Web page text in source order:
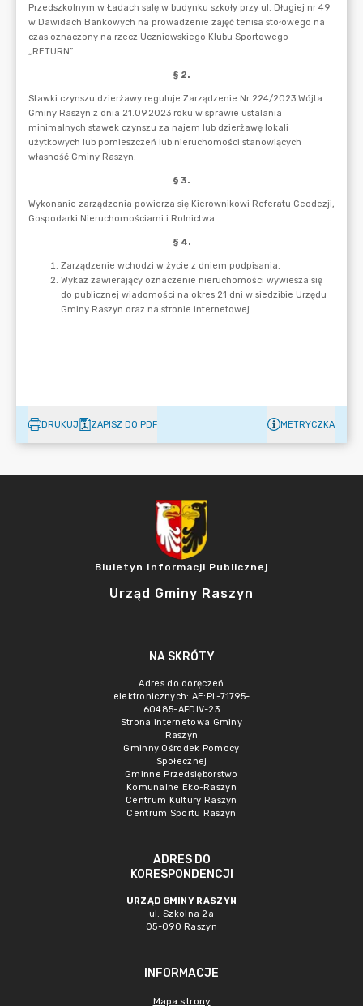
DRUKUJ ZAPISZ DO PDF METRYCZKA
Biuletyn Informacji Publicznej
Urząd Gminy Raszyn
NA SKRÓTY
Adres do doręczeń
elektronicznych: AE:PL-71795-
60485-AFDIV-23
Strona internetowa Gminy
Raszyn
Gminny Ośrodek Pomocy
Społecznej
Gminne Przedsięborstwo
Komunalne Eko-Raszyn
Centrum Kultury Raszyn
Centrum Sportu Raszyn
ADRES DO
KORESPONDENCJI
URZĄD GMINY RASZYN
ul. Szkolna 2a
05-090 Raszyn
INFORMACJE
Mapa strony